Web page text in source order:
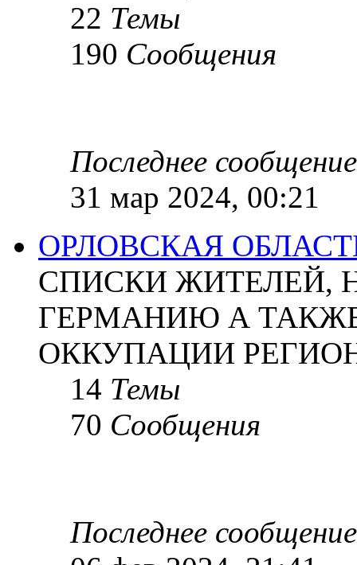
22 Темы
190 Сообщения
Последнее сообщение
31 мар 2024, 00:21
ОРЛОВСКАЯ
СПИСКИ ЖИТЕЛЕЙ,
ГЕРМАНИЮ А
ОККУПАЦИИ
14 Темы
70 Сообщения
Последнее сообщение